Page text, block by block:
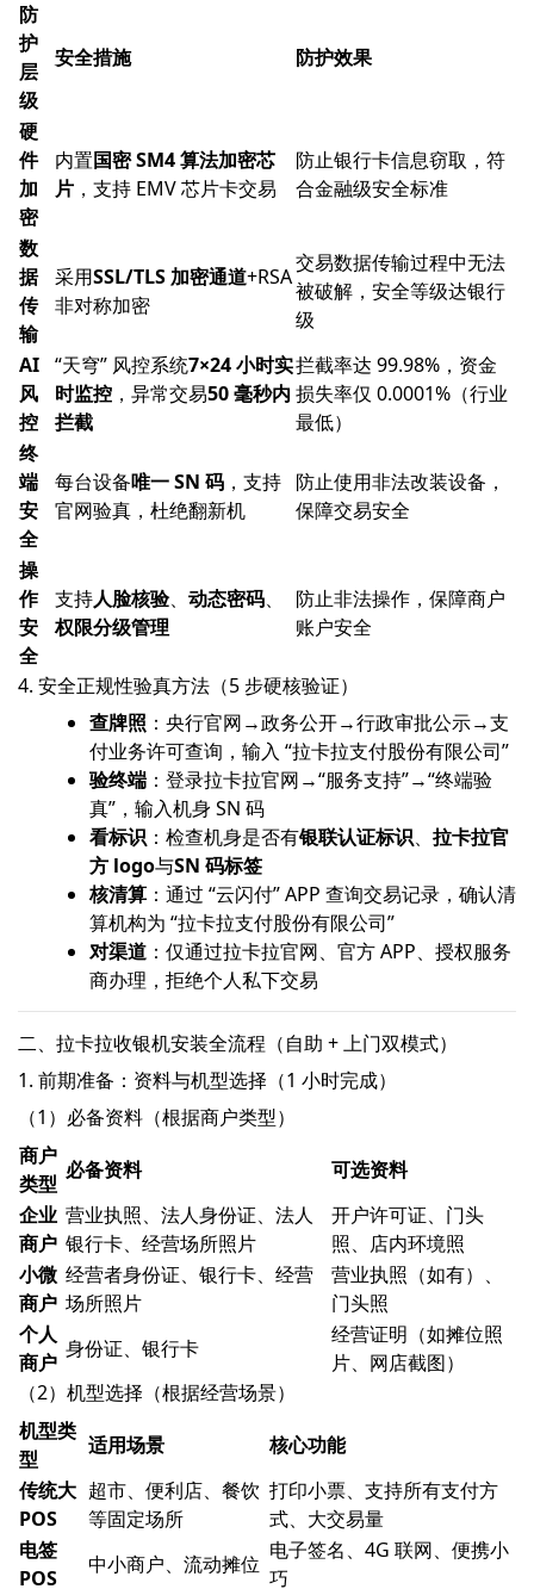
防
护
层
级
安全措施 防护效果
硬
件
加
密
内置国密 SM4 算法加密芯
片 ，支持 EMV 芯片卡交易
防止银行卡信息窃取，符
合金融级安全标准
数
据
传
输
采用SSL/TLS 加密通道+RSA
非对称加密
交易数据传输过程中无法
被破解，安全等级达银行
级
AI
风
控
“天穹” 风控系统7×24 小时实
时监控 ，异常交易50 毫秒内
拦截
拦截率达 99.98%，资金
损失率仅 0.0001%（行业
最低）
终
端
安
全
每台设备唯一 SN 码 ，支持
官网验真，杜绝翻新机
防止使用非法改装设备，
保障交易安全
操
作
安
全
支持人脸核验、 动态密码、
权限分级管理
防止非法操作，保障商户
账户安全
4. 安全正规性验真方法（5 步硬核验证）
查牌照 ：央行官网→政务公开→行政审批公示→支
付业务许可查询，输入 “拉卡拉支付股份有限公司”
验终端 ：登录拉卡拉官网→“服务支持”→“终端验
真”，输入机身 SN 码
看标识 ：检查机身是否有银联认证标识、 拉卡拉官
方 logo与SN 码标签
核清算 ：通过 “云闪付” APP 查询交易记录，确认清
算机构为 “拉卡拉支付股份有限公司”
对渠道 ：仅通过拉卡拉官网、官方 APP、授权服务
商办理，拒绝个人私下交易
二、拉卡拉收银机安装全流程（自助 + 上门双模式）
1. 前期准备：资料与机型选择（1 小时完成）
（1）必备资料（根据商户类型）
商户
类型
必备资料
可选资料
企业
商户
营业执照、法人身份证、法人
银行卡、经营场所照片
开户许可证、门头
照、店内环境照
小微
商户
经营者身份证、银行卡、经营
场所照片
营业执照（如有）、
门头照
个人
商户
身份证、银行卡
经营证明（如摊位照
片、网店截图）
（2）机型选择（根据经营场景）
机型类
型
适用场景
核心功能
传统大
POS
超市、便利店、餐饮
等固定场所
打印小票、支持所有支付方
式、大交易量
电签
POS
中小商户、流动摊位
电子签名、4G 联网、便携小
巧